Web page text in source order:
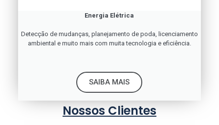
Energia Elétrica
Detecção de mudanças, planejamento de poda, licenciamento
ambiental e muito mais com muita tecnologia e eficiência.
SAIBA MAIS
Nossos Clientes